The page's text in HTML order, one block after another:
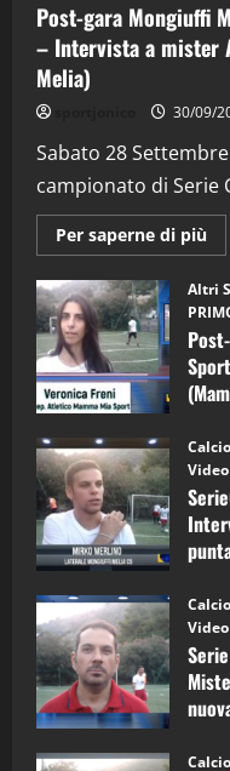
Post-gara Mongiuffi
– Intervista a mister
Melia)
30/09/
Sabato 28
campionato di Serie
Per saperne di più
–
6)
–
a
Altri
2
3
4
5